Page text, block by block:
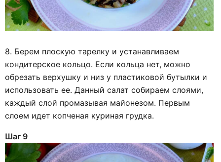
8. Берем плоскую тарелку и устанавливаем
кондитерское кольцо. Если кольца нет, можно
обрезать верхушку и низ у пластиковой бутылки и
использовать ее. Данный салат собираем слоями,
каждый слой промазывая майонезом. Первым
слоем идет копченая куриная грудка.
Шаг 9